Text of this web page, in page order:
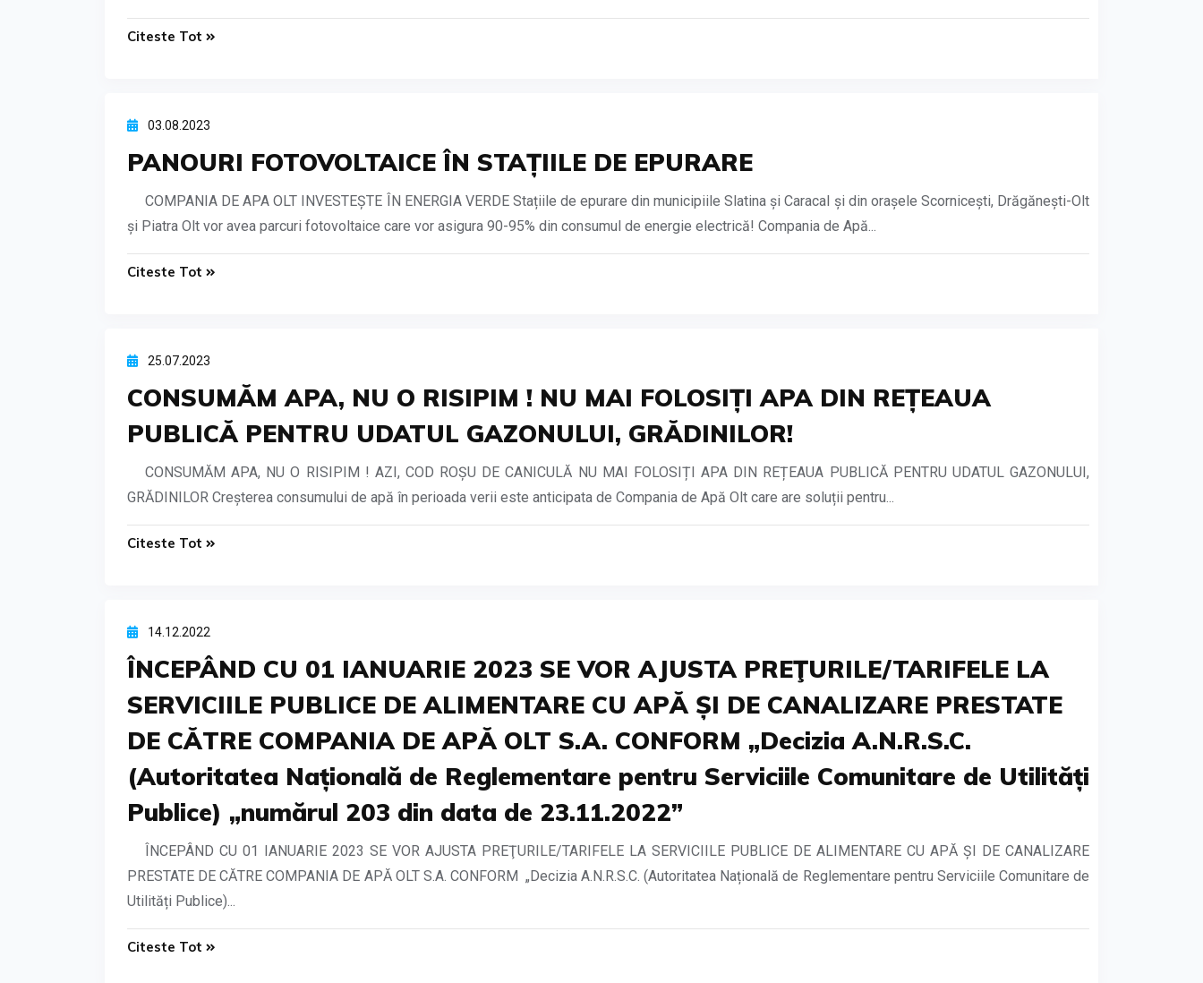
Citeste Tot
03.08.2023
PANOURI FOTOVOLTAICE ÎN STAȚIILE DE EPURARE
COMPANIA DE APA OLT INVESTEȘTE ÎN ENERGIA VERDE Stațiile de epurare din municipiile Slatina și Caracal și din orașele Scornicești, Drăgănești-Olt
și Piatra Olt vor avea parcuri fotovoltaice care vor asigura 90-95% din consumul de energie electrică! Compania de Apă...
Citeste Tot
25.07.2023
CONSUMĂM APA, NU O RISIPIM ! NU MAI FOLOSIȚI APA DIN REȚEAUA
PUBLICĂ PENTRU UDATUL GAZONULUI, GRĂDINILOR!
CONSUMĂM APA, NU O RISIPIM ! AZI, COD ROȘU DE CANICULĂ NU MAI FOLOSIȚI APA DIN REȚEAUA PUBLICĂ PENTRU UDATUL GAZONULUI,
GRĂDINILOR Creșterea consumului de apă în perioada verii este anticipata de Compania de Apă Olt care are soluții pentru...
Citeste Tot
14.12.2022
ÎNCEPÂND CU 01 IANUARIE 2023 SE VOR AJUSTA PREŢURILE/TARIFELE LA
SERVICIILE PUBLICE DE ALIMENTARE CU APĂ ȘI DE CANALIZARE PRESTATE
DE CĂTRE COMPANIA DE APĂ OLT S.A. CONFORM „Decizia A.N.R.S.C.
(Autoritatea Națională de Reglementare pentru Serviciile Comunitare de Utilități
Publice) „numărul 203 din data de 23.11.2022”
ÎNCEPÂND CU 01 IANUARIE 2023 SE VOR AJUSTA PREŢURILE/TARIFELE LA SERVICIILE PUBLICE DE ALIMENTARE CU APĂ ȘI DE CANALIZARE
PRESTATE DE CĂTRE COMPANIA DE APĂ OLT S.A. CONFORM „Decizia A.N.R.S.C. (Autoritatea Națională de Reglementare pentru Serviciile Comunitare de
Utilități Publice)...
Citeste Tot